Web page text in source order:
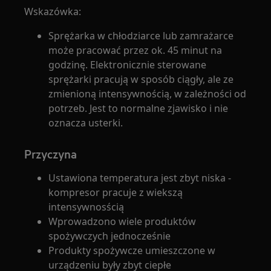
Wskazówka:
Sprężarka w chłodziarce lub zamrażarce
może pracować przez ok. 45 minut na
godzinę. Elektronicznie sterowane
sprężarki pracują w sposób ciągły, ale ze
zmienioną intensywnością, w zależności od
potrzeb. Jest to normalne zjawisko i nie
oznacza usterki.
Przyczyna
Ustawiona temperatura jest zbyt niska -
kompresor pracuje z wiekszą
intensywnosścią
Wprowadzono wiele produktów
spożywczych jednocześnie
Produkty spożywcze umieszczone w
urządzeniu były zbyt ciepłe